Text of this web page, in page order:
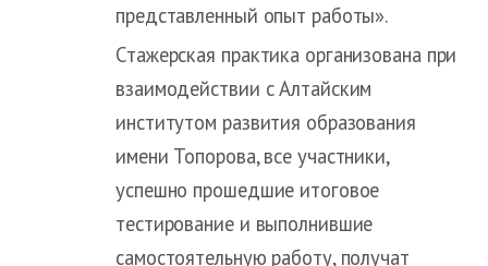
представленный опыт работы».
Стажерская практика организована при
взаимодействии с Алтайским
институтом развития образования
имени Топорова, все участники,
успешно прошедшие итоговое
тестирование и выполнившие
самостоятельную работу, получат